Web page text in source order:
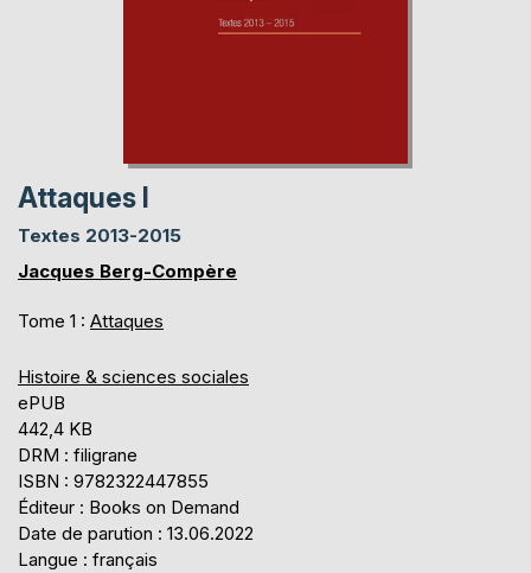
Attaques I
Textes 2013-2015
Jacques Berg-Compère
Tome 1 : Attaques
Histoire & sciences sociales
ePUB
442,4 KB
DRM : filigrane
ISBN : 9782322447855
Éditeur : Books on Demand
Date de parution : 13.06.2022
Langue : français